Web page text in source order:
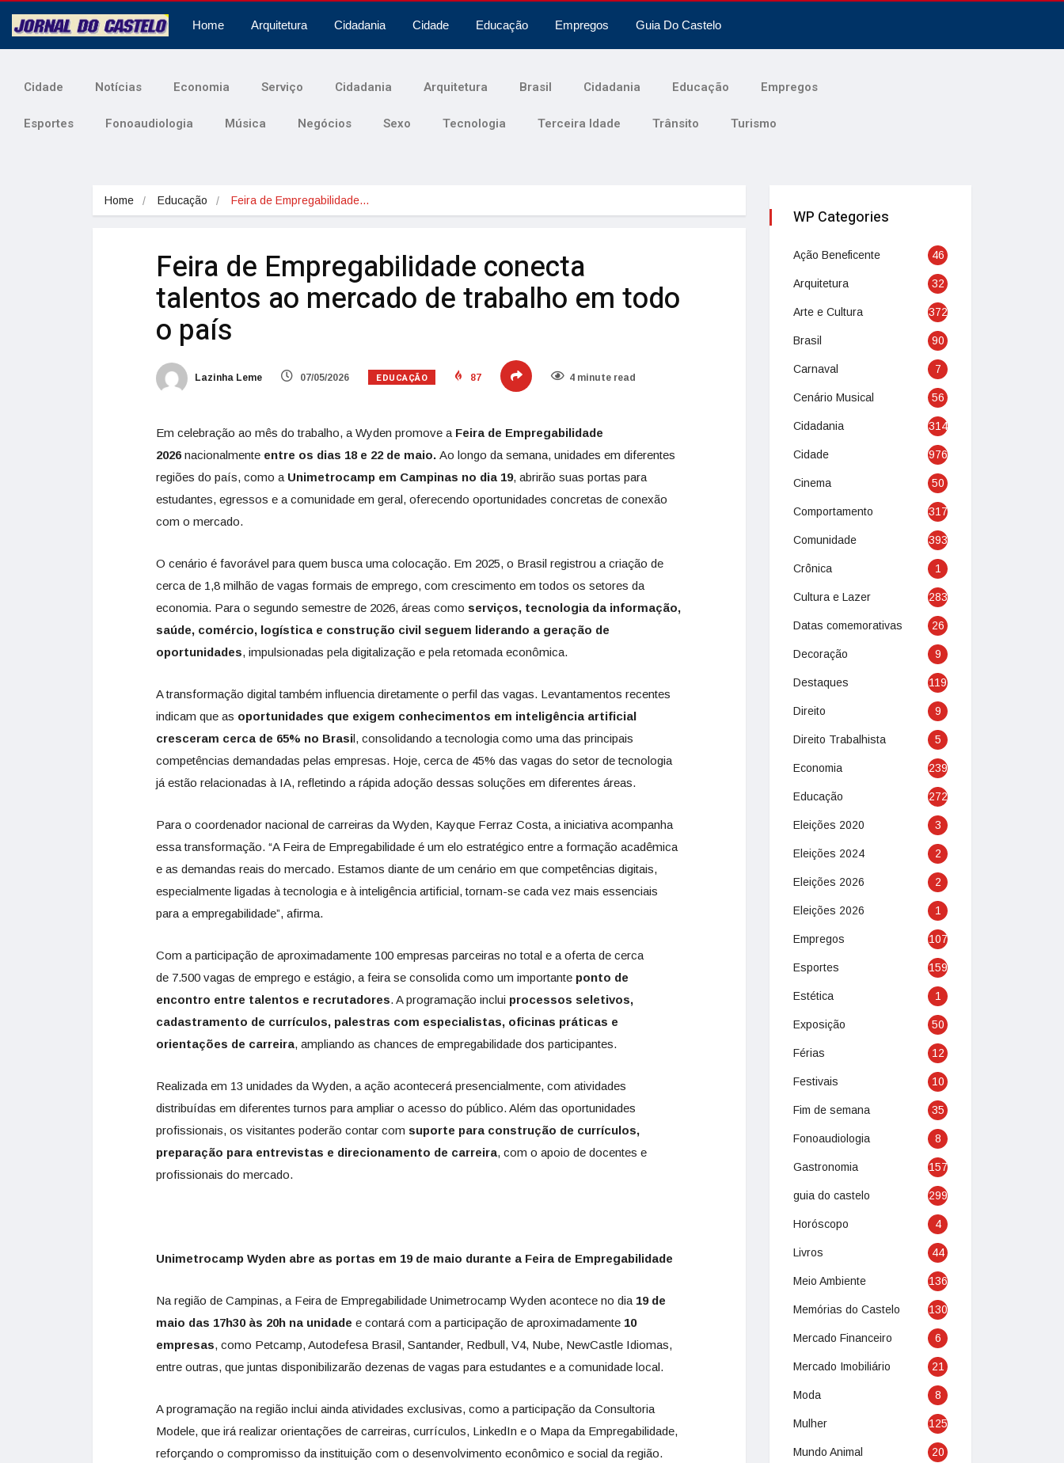
Home Arquitetura Cidadania Cidade Educação Empregos Guia Do Castelo
Cidade Notícias Economia Serviço Cidadania Arquitetura Brasil Cidadania Educação Empregos
Esportes Fonoaudiologia Música Negócios Sexo Tecnologia Terceira Idade Trânsito Turismo
Home Educação Feira de Empregabilidade…
Feira de Empregabilidade conecta
talentos ao mercado de trabalho em todo
o país
Lazinha Leme 07/05/2026 EDUCAÇÃO 87 4 minute read
Em celebração ao mês do trabalho, a Wyden promove a Feira de Empregabilidade
2026nacionalmente entre os dias 18 e 22 de maio. Ao longo da semana, unidades em diferentes
regiões do país, como a Unimetrocamp em Campinas no dia 19, abrirão suas portas para
estudantes, egressos e a comunidade em geral, oferecendo oportunidades concretas de conexão
com o mercado.
O cenário é favorável para quem busca uma colocação. Em 2025, o Brasil registrou a criação de
cerca de 1,8 milhão de vagas formais de emprego, com crescimento em todos os setores da
economia. Para o segundo semestre de 2026, áreas como serviços, tecnologia da informação,
saúde, comércio, logística e construção civil seguem liderando a geração de
oportunidades, impulsionadas pela digitalização e pela retomada econômica.
A transformação digital também influencia diretamente o perfil das vagas. Levantamentos recentes
indicam que as oportunidades que exigem conhecimentos em inteligência artificial
cresceram cerca de 65% no Brasil, consolidando a tecnologia como uma das principais
competências demandadas pelas empresas. Hoje, cerca de 45% das vagas do setor de tecnologia
já estão relacionadas à IA, refletindo a rápida adoção dessas soluções em diferentes áreas.
Para o coordenador nacional de carreiras da Wyden, Kayque Ferraz Costa, a iniciativa acompanha
essa transformação. “A Feira de Empregabilidade é um elo estratégico entre a formação acadêmica
e as demandas reais do mercado. Estamos diante de um cenário em que competências digitais,
especialmente ligadas à tecnologia e à inteligência artificial, tornam-se cada vez mais essenciais
para a empregabilidade”, afirma.
Com a participação de aproximadamente 100 empresas parceiras no total e a oferta de cerca
de 7.500 vagas de emprego e estágio, a feira se consolida como um importante ponto de
encontro entre talentos e recrutadores. A programação inclui processos seletivos,
cadastramento de currículos, palestras com especialistas, oficinas práticas e
orientações de carreira, ampliando as chances de empregabilidade dos participantes.
Realizada em 13 unidades da Wyden, a ação acontecerá presencialmente, com atividades
distribuídas em diferentes turnos para ampliar o acesso do público. Além das oportunidades
profissionais, os visitantes poderão contar com suporte para construção de currículos,
preparação para entrevistas e direcionamento de carreira, com o apoio de docentes e
profissionais do mercado.
Unimetrocamp Wyden abre as portas em 19 de maio durante a Feira de Empregabilidade
Na região de Campinas, a Feira de Empregabilidade Unimetrocamp Wyden acontece no dia 19 de
maio das 17h30 às 20h na unidade e contará com a participação de aproximadamente 10
empresas, como Petcamp, Autodefesa Brasil, Santander, Redbull, V4, Nube, NewCastle Idiomas,
entre outras, que juntas disponibilizarão dezenas de vagas para estudantes e a comunidade local.
A programação na região inclui ainda atividades exclusivas, como a participação da Consultoria
Modele, que irá realizar orientações de carreiras, currículos, LinkedIn e o Mapa da Empregabilidade,
reforçando o compromisso da instituição com o desenvolvimento econômico e social da região.
WP Categories
Ação Beneficente 46
Arquitetura 32
Arte e Cultura 372
Brasil 90
Carnaval 7
Cenário Musical 56
Cidadania 314
Cidade 976
Cinema 50
Comportamento 317
Comunidade 393
Crônica 1
Cultura e Lazer 283
Datas comemorativas 26
Decoração 9
Destaques 119
Direito 9
Direito Trabalhista 5
Economia 239
Educação 272
Eleições 2020 3
Eleições 2024 2
Eleições 2026 2
Eleições 2026 1
Empregos 107
Esportes 159
Estética 1
Exposição 50
Férias 12
Festivais 10
Fim de semana 35
Fonoaudiologia 8
Gastronomia 157
guia do castelo 299
Horóscopo 4
Livros 44
Meio Ambiente 136
Memórias do Castelo 130
Mercado Financeiro 6
Mercado Imobiliário 21
Moda 8
Mulher 125
Mundo Animal 20